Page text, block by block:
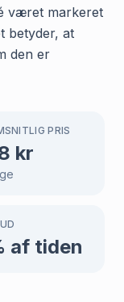
været markeret
betyder, at
den er
PRIS
kr
af tiden